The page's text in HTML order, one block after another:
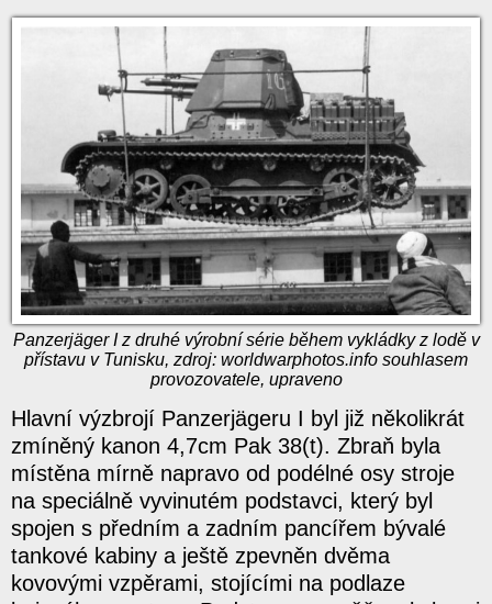
Panzerjäger I z druhé výrobní série během vykládky z lodě v
přístavu v Tunisku, zdroj: worldwarphotos.info souhlasem
provozovatele, upraveno
Hlavní výzbrojí Panzerjägeru I byl již několikrát
zmíněný kanon 4,7cm Pak 38(t). Zbraň byla
místěna mírně napravo od podélné osy stroje
na speciálně vyvinutém podstavci, který byl
spojen s předním a zadním pancířem bývalé
tankové kabiny a ještě zpevněn dvěma
kovovými vzpěrami, stojícími na podlaze